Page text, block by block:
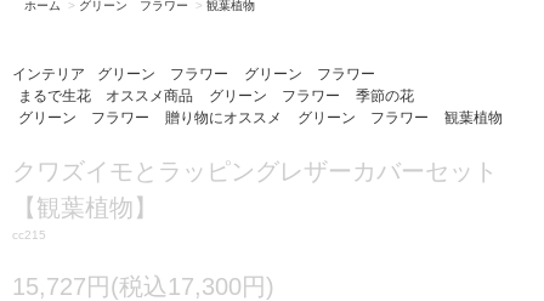
ホーム
> グリーン フラワー > 観葉植物
インテリア グリーン フラワー
グリーン フラワー
まるで生花 オススメ商品
グリーン フラワー
季節の花
グリーン フラワー
贈り物にオススメ グリーン フラワー 観葉植物
クワズイモとラッピングレザーカバーセット
【観葉植物】
cc215
15,727円(税込17,300円)